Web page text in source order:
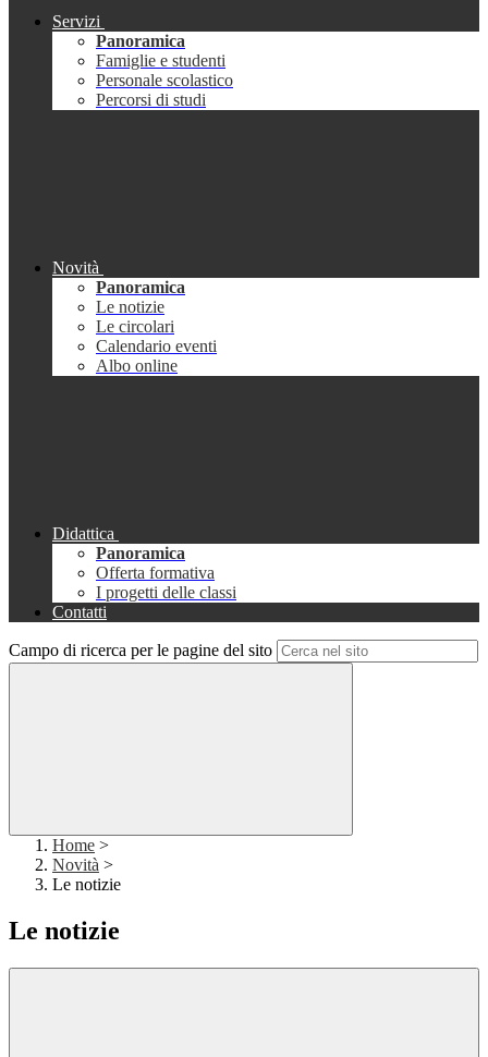
Servizi
Panoramica
Famiglie e studenti
Personale scolastico
Percorsi di studi
Novità
Panoramica
Le notizie
Le circolari
Calendario eventi
Albo online
Didattica
Panoramica
Offerta formativa
I progetti delle classi
Contatti
Campo di ricerca per le pagine del sito
Home >
Novità >
Le notizie
Le notizie